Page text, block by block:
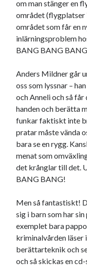
om man stänger en
området (flygplatser
området som får en
inlärningsproblem
BANG BANG
Anders Mildner går
oss som lyssnar –
och Anneli och så får
handen och berätta
funkar faktiskt inte
pratar måste vända
bara se en rygg.
menat som
det krånglar till det.
BANG BANG!
Men så fantastiskt!
sig i barn som har
exemplet bara
kriminalvården läser
berättarteknik och
och så skickas en